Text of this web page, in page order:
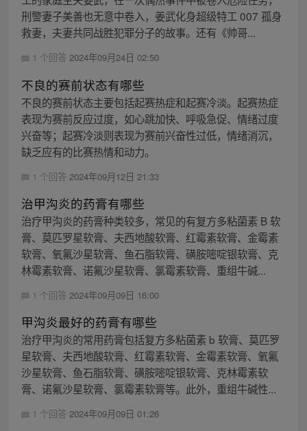
刑警妻子美善也无意中卷入，姜武化身超级特工 007 孤身
救妻，夫妻共同战胜犯罪分子的故事。还有《帅哥...
1 个回答 2024年09月24日 02:50
不良的赛前状态有哪些
不良的赛前状态主要包括起赛热症和起赛冷淡。起赛热症
表现为赛前反应过度，如心跳加快、呼吸急促、情绪过度
兴奋等；起赛冷淡则表现为赛前兴奋性过低，情绪消沉，
缺乏应有的比赛热情和动力。
1 个回答 2024年09月12日 21:33
治甲沟炎的药膏有哪些
治疗甲沟炎的药膏种类较多，常见的有复方多粘菌素 B 软
膏、莫匹罗星软膏、夫西地酸软膏、红霉素软膏、金霉素
软膏、氧氟沙星软膏、鱼石脂软膏、磺胺嘧啶银软膏、克
林霉素软膏、诺氟沙星软膏、氯霉素软膏、重组牛碱...
1 个回答 2024年09月09日 16:00
甲沟炎最好的药膏有哪些
治疗甲沟炎的常用药膏包括复方多粘菌素 b 软膏、莫匹罗
星软膏、夫西地酸软膏、红霉素软膏、金霉素软膏、氧氟
沙星软膏、鱼石脂软膏、磺胺嘧啶银软膏、克林霉素软
膏、诺氟沙星软膏、氯霉素软膏等。此外，重组牛碱性...
1 个回答 2024年09月09日 01:26